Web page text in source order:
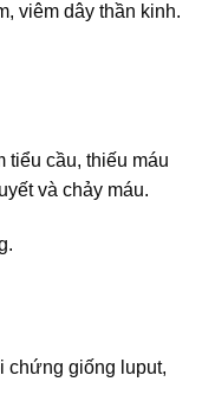
viêm dây thần kinh.
tiểu cầu, thiếu máu
và chảy máu.
chứng giống luput,